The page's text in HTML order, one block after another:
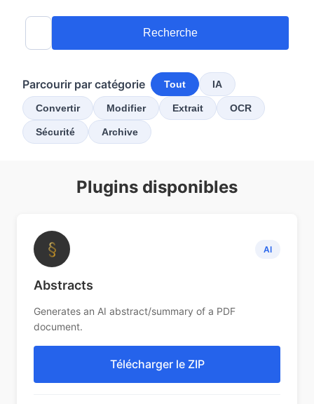
Recherche
Parcourir par catégorie Tout IA
Convertir Modifier Extrait OCR
Sécurité Archive
Plugins disponibles
§ AI
Abstracts
Generates an AI abstract/summary of a PDF
document.
Télécharger le ZIP